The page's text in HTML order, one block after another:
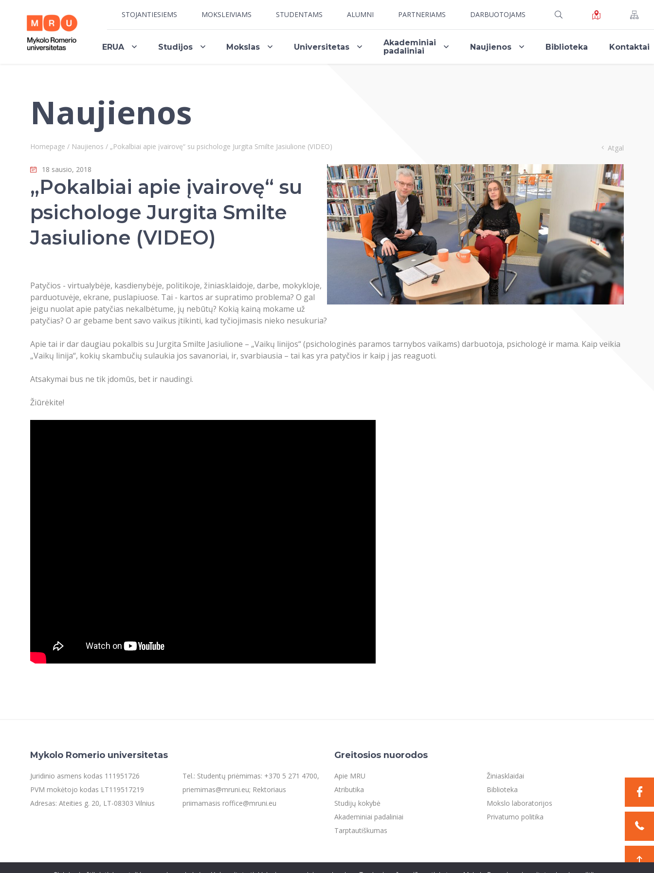
STOJANTIESIEMS MOKSLEIVIAMS STUDENTAMS ALUMNI PARTNERIAMS DARBUOTOJAMS
ERUA Studijos Mokslas Universitetas
Akademiniai
padaliniai
Naujienos Biblioteka Kontaktai
Naujienos
Homepage / Naujienos / „Pokalbiai apie įvairovę“ su psichologe Jurgita Smilte Jasiulione (VIDEO) Atgal
18 sausio, 2018
„Pokalbiai apie įvairovę“ su
psichologe Jurgita Smilte
Jasiulione (VIDEO)
Patyčios - virtualybėje, kasdienybėje, politikoje, žiniasklaidoje, darbe, mokykloje,
parduotuvėje, ekrane, puslapiuose. Tai - kartos ar supratimo problema? O gal
jeigu nuolat apie patyčias nekalbėtume, jų nebūtų? Kokią kainą mokame už
patyčias? O ar gebame bent savo vaikus įtikinti, kad tyčiojimasis nieko nesukuria?
Apie tai ir dar daugiau pokalbis su Jurgita Smilte Jasiulione – „Vaikų linijos“ (psichologinės paramos tarnybos vaikams) darbuotoja, psichologė ir mama. Kaip veikia
„Vaikų linija“, kokių skambučių sulaukia jos savanoriai, ir, svarbiausia – tai kas yra patyčios ir kaip į jas reaguoti.
Atsakymai bus ne tik įdomūs, bet ir naudingi.
Žiūrėkite!
Mykolo Romerio universitetas
Juridinio asmens kodas 111951726
PVM mokėtojo kodas LT119517219
Adresas: Ateities g. 20, LT-08303 Vilnius
Tel.: Studentų priėmimas: +370 5 271 4700,
priemimas@mruni.eu; Rektoriaus
priimamasis roffice@mruni.eu
Greitosios nuorodos
Apie MRU
Atributika
Studijų kokybė
Akademiniai padaliniai
Tarptautiškumas
Žiniasklaidai
Biblioteka
Mokslo laboratorijos
Privatumo politika